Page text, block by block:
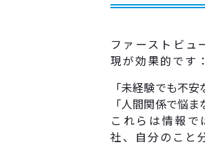
ファーストビュ
現が効果的です：
「未経験でも不
「人間関係で悩
これらは情報で
社、自分のこと